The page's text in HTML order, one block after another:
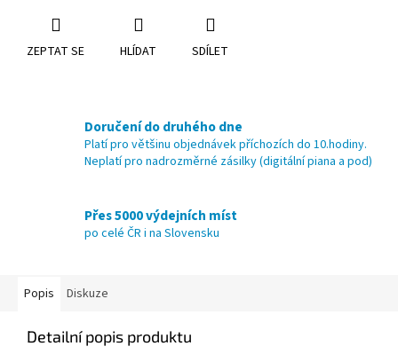
ZEPTAT SE HLÍDAT SDÍLET
Doručení do druhého dne
Platí pro většinu objednávek příchozích do 10.hodiny.
Neplatí pro nadrozměrné zásilky (digitální piana a pod)
Přes 5000 výdejních míst
po celé ČR i na Slovensku
Popis Diskuze
Detailní popis produktu